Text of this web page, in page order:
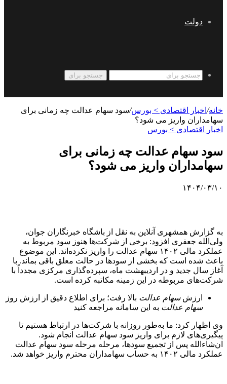
دولت
جستجو برای
خانه/ اخبار اقتصادی > بورس/سود سهام عدالت چه زمانی برای
سهامداران واریز می شود؟
اخبار اقتصادی > بورس
سود سهام عدالت چه زمانی برای
سهامداران واریز می شود؟
۱۴۰۴/۰۳/۱۰
به گزارش همشهری آنلاین به نقل از باشگاه خبرنگاران جوان،
ولی‌الله جعفری افزود: برخی از شرکت‌ها هنوز سود مربوط به
عملکرد مالی ۱۴۰۲ سهام عدالت را واریز نکرده‌اند. این موضوع
باعث شده است که بخشی از سودها در حالت معلق باقی بماند. با
آغاز سال جدید و در اردیبهشت ماه، سپرده‌گذاری مرکزی مجدداً با
شرکت‌های مربوطه در این زمینه مکاتبه کرده است.
ارزشسهام عدالت بالا رفت؛ برای اطلاع دقیق از ارزش روز
سهام عدالت به این سامانه مراجعه کنید
وی اظهار کرد: ما به‌طور روزانه با شرکت‌ها در ارتباط هستیم تا
پیگیری‌های لازم برای واریز سود سهام عدالت انجام شود.
ان‌شاءالله پس از تجمیع سودها، مرحله مرحله سود سهام عدالت
عملکرد مالی ۱۴۰۲ به حساب سهامداران محترم واریز خواهد شد.